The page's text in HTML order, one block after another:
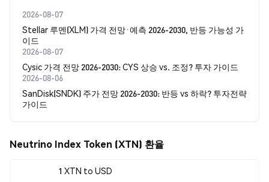
2026-08-07
Stellar 루멘(XLM) 가격 전망·예측 2026-2030, 반등 가능성 가
이드
2026-08-07
Cysic 가격 전망 2026-2030: CYS 상승 vs. 조정? 투자 가이드
2026-08-06
SanDisk(SNDK) 주가 전망 2026-2030: 반등 vs 하락? 투자전략
가이드
Neutrino Index Token (XTN) 환율
1 XTN to USD